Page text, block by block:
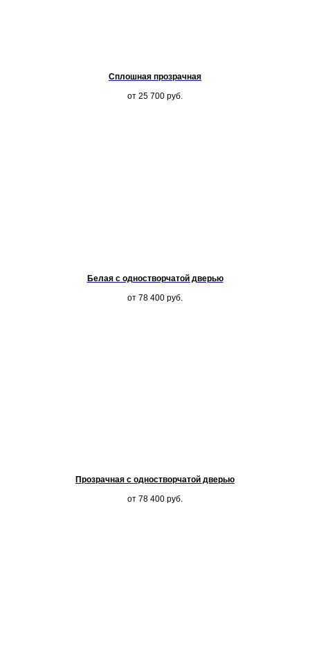
Сплошная прозрачная
от 25 700 руб.
Белая с одностворчатой дверью
от 78 400 руб.
Прозрачная с одностворчатой дверью
от 78 400 руб.